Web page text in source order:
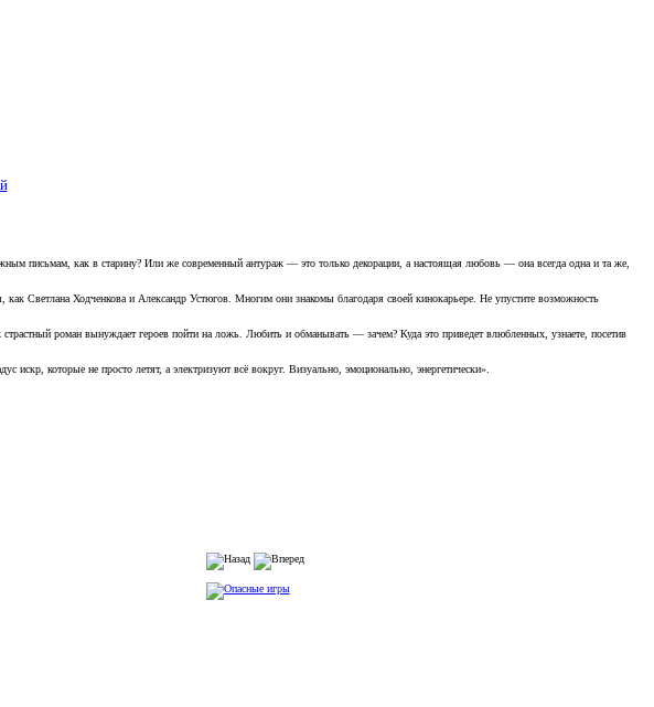
письмам, как в старину? Или же современный антураж — это только декорации, а настоящая любовь — она всегда одна и та же,
Светлана Ходченкова и Александр Устюгов. Многим они знакомы благодаря своей кинокарьере. Не упустите возможность
роман вынуждает героев пойти на ложь. Любить и обманывать — зачем? Куда это приведет влюбленных, узнаете, посетив
искр, которые не просто летят, а электризуют всё вокруг. Визуально, эмоционально, энергетически».